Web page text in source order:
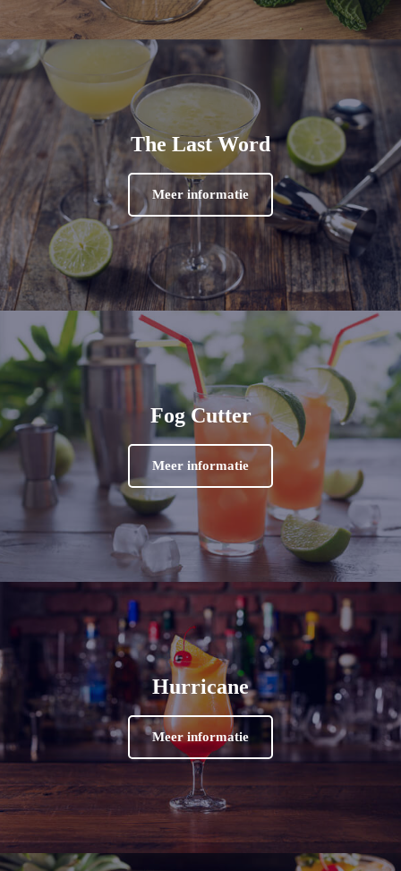
The Last Word
Meer informatie
Fog Cutter
Meer informatie
Hurricane
Meer informatie